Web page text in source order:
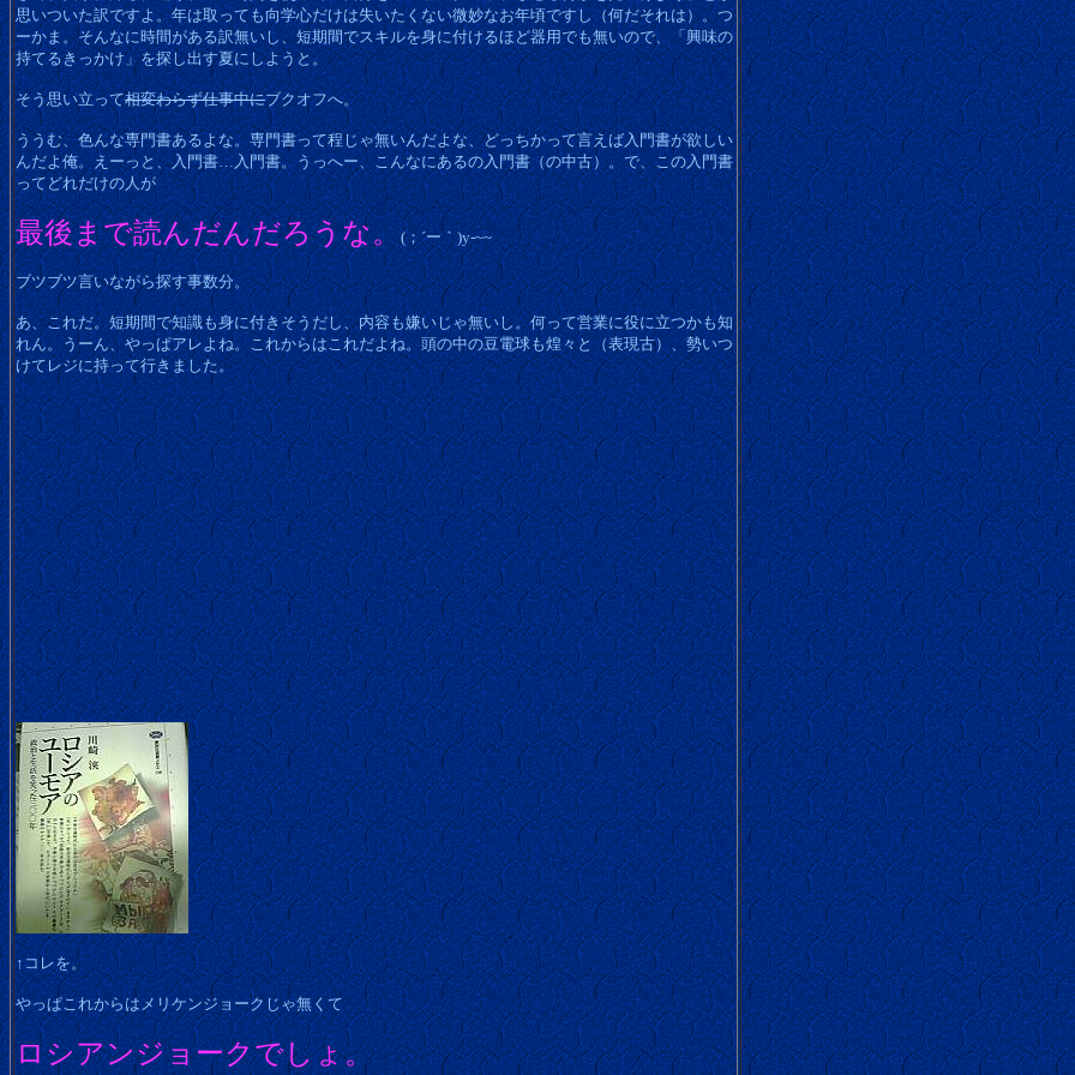
思いついた訳ですよ。年は取っても向学心だけは失いたくない微妙なお年頃ですし（何だそれは）。つ
ーかま。そんなに時間がある訳無いし、短期間でスキルを身に付けるほど器用でも無いので、「興味の
持てるきっかけ」を探し出す夏にしようと。
そう思い立って相変わらず仕事中にブクオフへ。
ううむ、色んな専門書あるよな。専門書って程じゃ無いんだよな、どっちかって言えば入門書が欲しい
んだよ俺。えーっと、入門書…入門書。うっへー、こんなにあるの入門書（の中古）。で、この入門書
ってどれだけの人が
最後まで読んだんだろうな。(；´ー｀)y-~~
ブツブツ言いながら探す事数分。
あ、これだ。短期間で知識も身に付きそうだし、内容も嫌いじゃ無いし。何って営業に役に立つかも知
れん。うーん、やっぱアレよね。これからはこれだよね。頭の中の豆電球も煌々と（表現古）、勢いつ
けてレジに持って行きました。
↑コレを。
やっぱこれからはメリケンジョークじゃ無くて
ロシアンジョークでしょ。